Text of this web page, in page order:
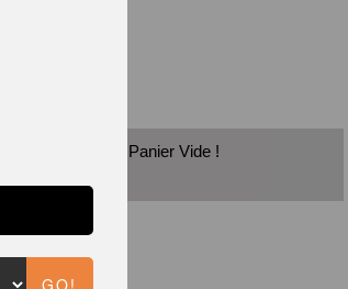
Panier Vide !